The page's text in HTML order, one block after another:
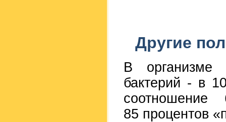
Другие
В организме
бактерий - в
соотношение
85 процентов